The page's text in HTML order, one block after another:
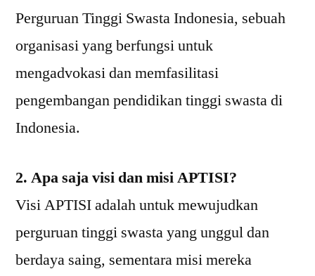
Perguruan Tinggi Swasta Indonesia, sebuah
organisasi yang berfungsi untuk
mengadvokasi dan memfasilitasi
pengembangan pendidikan tinggi swasta di
Indonesia.
2. Apa saja visi dan misi APTISI?
Visi APTISI adalah untuk mewujudkan
perguruan tinggi swasta yang unggul dan
berdaya saing, sementara misi mereka